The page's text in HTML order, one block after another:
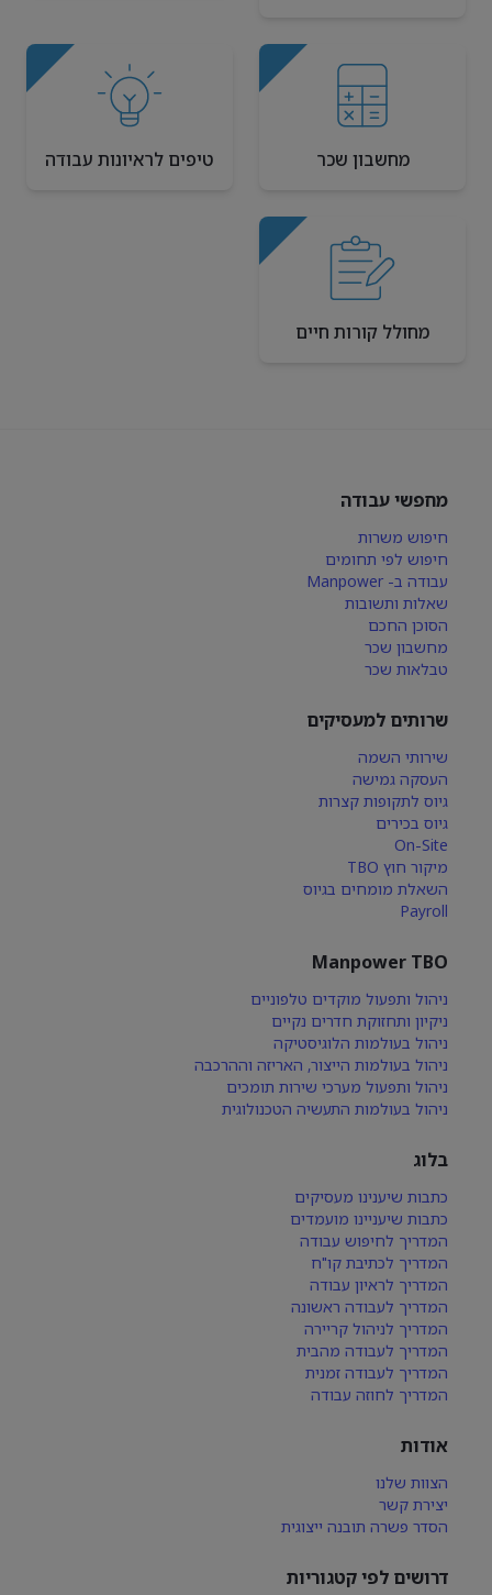
מחשבון שכר טיפים לראיונות עבודה
מחולל קורות חיים
מחפשי עבודה
חיפוש משרות
חיפוש לפי תחומים
עבודה ב- Manpower
שאלות ותשובות
הסוכן החכם
מחשבון שכר
טבלאות שכר
שרותים למעסיקים
שירותי השמה
העסקה גמישה
גיוס לתקופות קצרות
גיוס בכירים
On-Site
מיקור חוץ TBO
השאלת מומחים בגיוס
Payroll
Manpower TBO
ניהול ותפעול מוקדים טלפוניים
ניקיון ותחזוקת חדרים נקיים
ניהול בעולמות הלוגיסטיקה
ניהול בעולמות הייצור, האריזה וההרכבה
ניהול ותפעול מערכי שירות תומכים
ניהול בעולמות התעשיה הטכנולוגית
בלוג
כתבות שיענינו מעסיקים
כתבות שיעניינו מועמדים
המדריך לחיפוש עבודה
המדריך לכתיבת קו"ח
המדריך לראיון עבודה
המדריך לעבודה ראשונה
המדריך לניהול קריירה
המדריך לעבודה מהבית
המדריך לעבודה זמנית
המדריך לחוזה עבודה
אודות
הצוות שלנו
יצירת קשר
הסדר פשרה תובנה ייצוגית
דרושים לפי קטגוריות